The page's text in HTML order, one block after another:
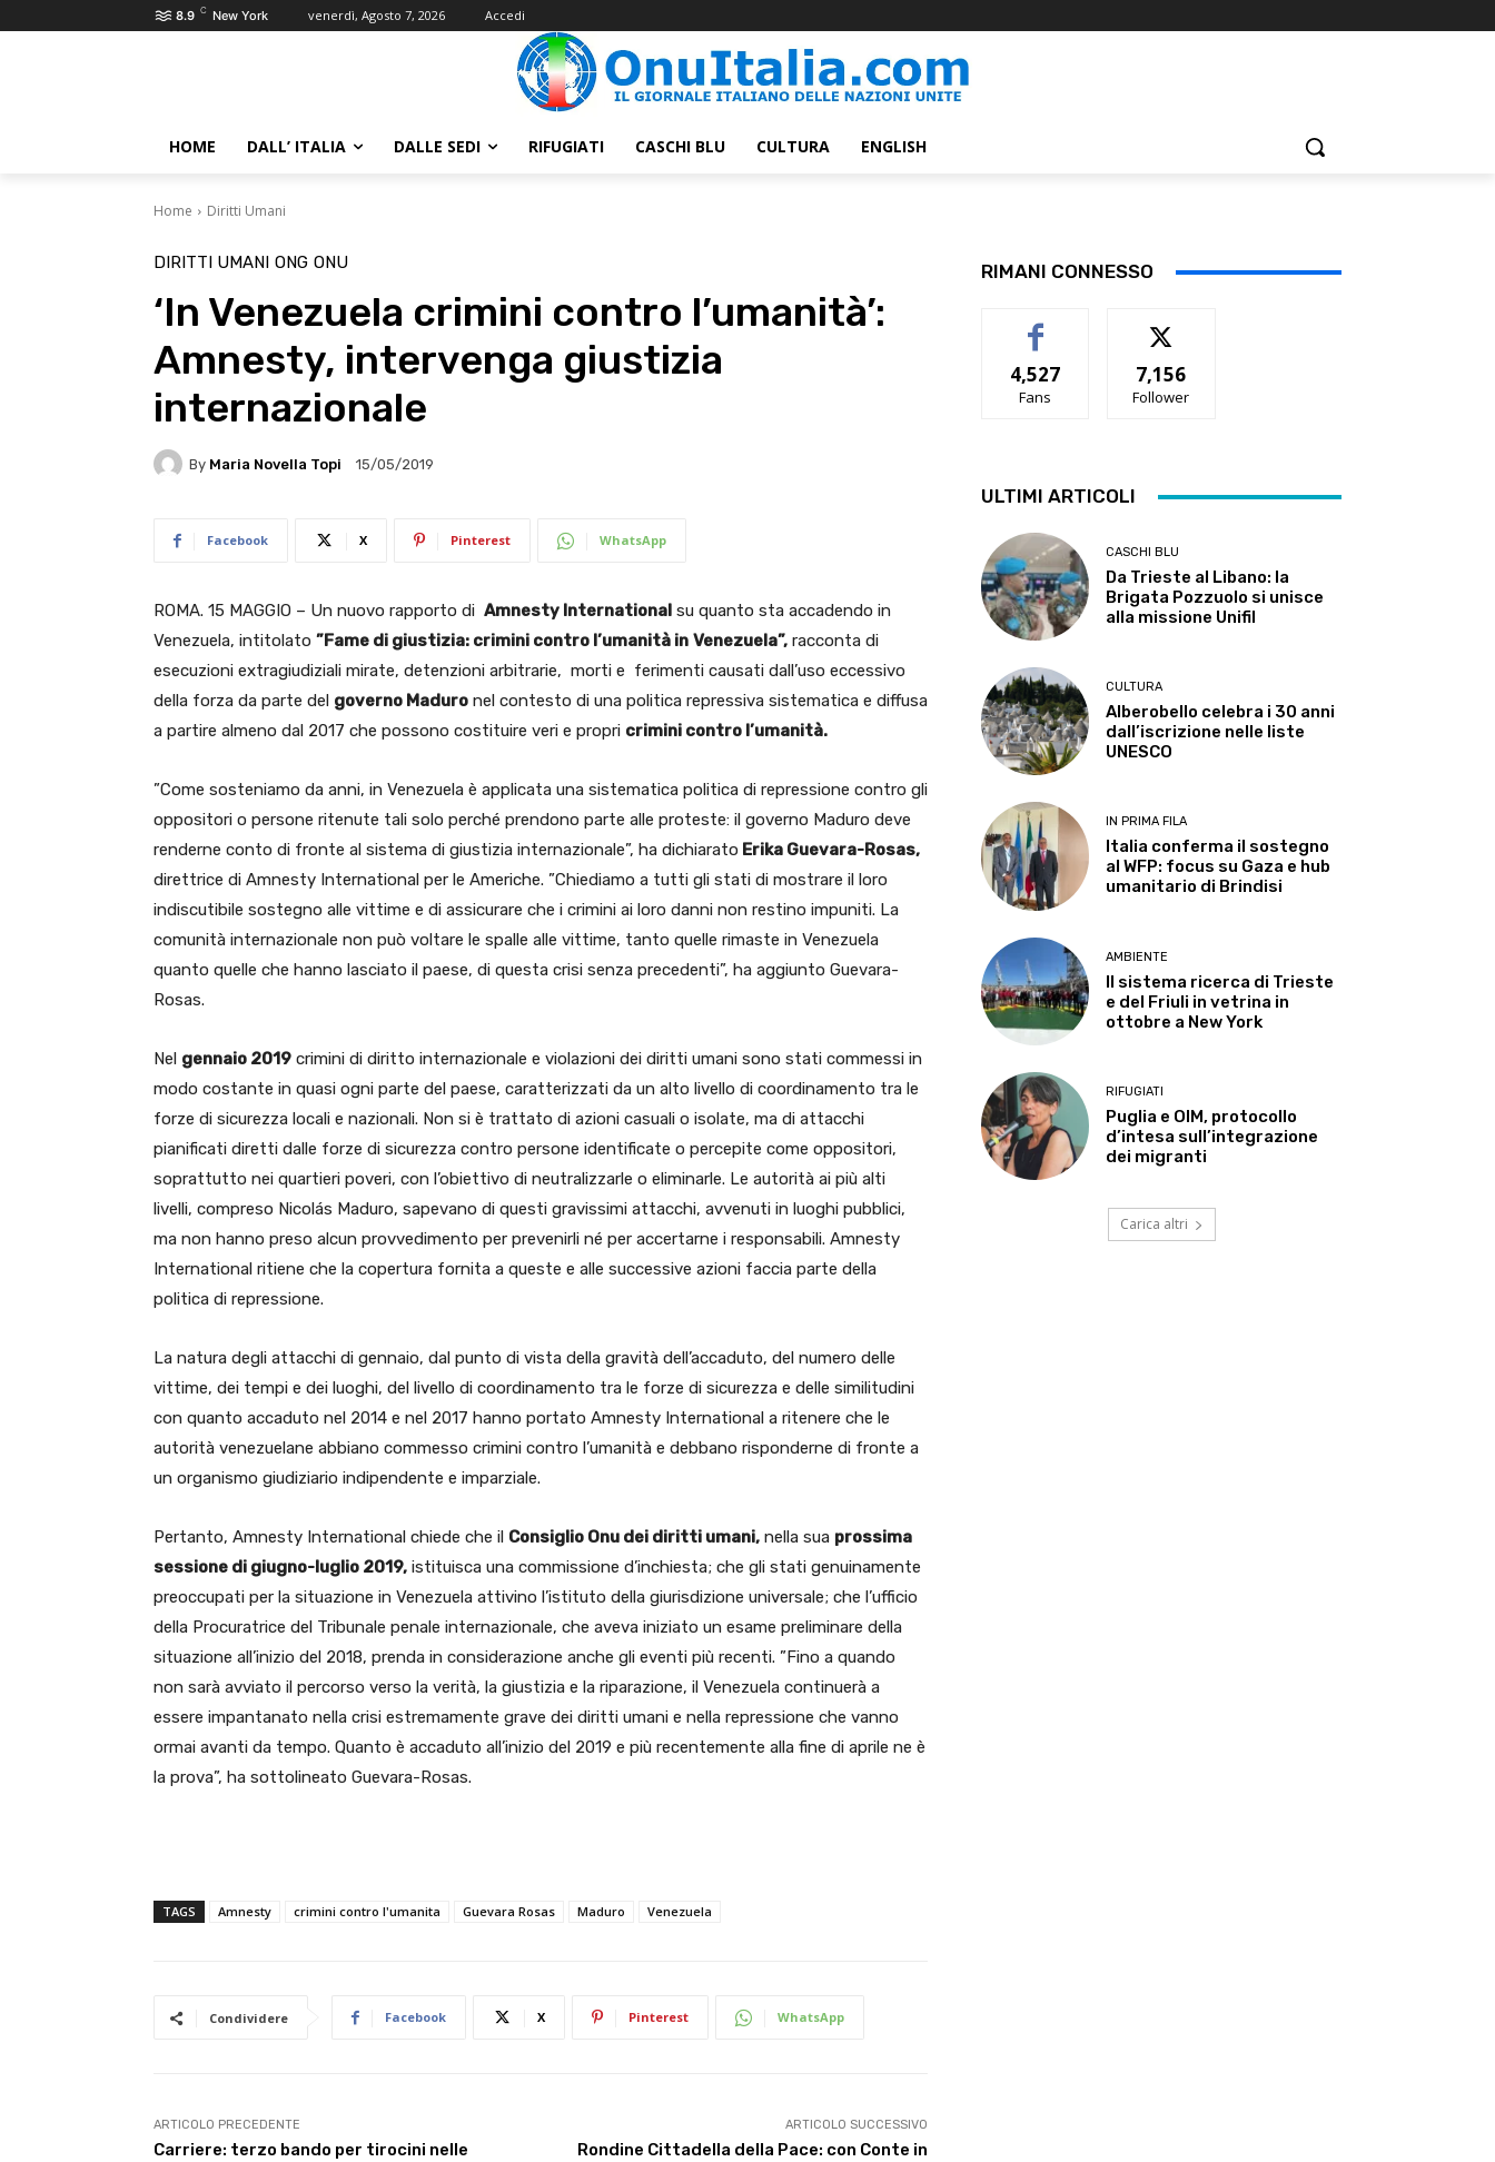
8.9 C New York venerdì, Agosto 7, 2026 Accedi
HOME DALL’ ITALIA DALLE SEDI RIFUGIATI CASCHI BLU CULTURA ENGLISH
Home Diritti Umani
DIRITTI UMANI ONG ONU
‘In Venezuela crimini contro l’umanità’:
Amnesty, intervenga giustizia
internazionale
By Maria Novella Topi 15/05/2019
Facebook X Pinterest WhatsApp
ROMA. 15 MAGGIO – Un nuovo rapporto di Amnesty International su quanto sta accadendo in
Venezuela, intitolato ”Fame di giustizia: crimini contro l’umanità in Venezuela”, racconta di
esecuzioni extragiudiziali mirate, detenzioni arbitrarie, morti e ferimenti causati dall’uso eccessivo
della forza da parte del governo Maduro nel contesto di una politica repressiva sistematica e diffusa
a partire almeno dal 2017 che possono costituire veri e propri crimini contro l’umanità.
”Come sosteniamo da anni, in Venezuela è applicata una sistematica politica di repressione contro gli
oppositori o persone ritenute tali solo perché prendono parte alle proteste: il governo Maduro deve
renderne conto di fronte al sistema di giustizia internazionale”, ha dichiarato Erika Guevara-Rosas,
direttrice di Amnesty International per le Americhe. ”Chiediamo a tutti gli stati di mostrare il loro
indiscutibile sostegno alle vittime e di assicurare che i crimini ai loro danni non restino impuniti. La
comunità internazionale non può voltare le spalle alle vittime, tanto quelle rimaste in Venezuela
quanto quelle che hanno lasciato il paese, di questa crisi senza precedenti”, ha aggiunto Guevara-
Rosas.
Nel gennaio 2019 crimini di diritto internazionale e violazioni dei diritti umani sono stati commessi in
modo costante in quasi ogni parte del paese, caratterizzati da un alto livello di coordinamento tra le
forze di sicurezza locali e nazionali. Non si è trattato di azioni casuali o isolate, ma di attacchi
pianificati diretti dalle forze di sicurezza contro persone identificate o percepite come oppositori,
soprattutto nei quartieri poveri, con l’obiettivo di neutralizzarle o eliminarle. Le autorità ai più alti
livelli, compreso Nicolás Maduro, sapevano di questi gravissimi attacchi, avvenuti in luoghi pubblici,
ma non hanno preso alcun provvedimento per prevenirli né per accertarne i responsabili. Amnesty
International ritiene che la copertura fornita a queste e alle successive azioni faccia parte della
politica di repressione.
La natura degli attacchi di gennaio, dal punto di vista della gravità dell’accaduto, del numero delle
vittime, dei tempi e dei luoghi, del livello di coordinamento tra le forze di sicurezza e delle similitudini
con quanto accaduto nel 2014 e nel 2017 hanno portato Amnesty International a ritenere che le
autorità venezuelane abbiano commesso crimini contro l’umanità e debbano risponderne di fronte a
un organismo giudiziario indipendente e imparziale.
Pertanto, Amnesty International chiede che il Consiglio Onu dei diritti umani, nella sua prossima
sessione di giugno-luglio 2019, istituisca una commissione d’inchiesta; che gli stati genuinamente
preoccupati per la situazione in Venezuela attivino l’istituto della giurisdizione universale; che l’ufficio
della Procuratrice del Tribunale penale internazionale, che aveva iniziato un esame preliminare della
situazione all’inizio del 2018, prenda in considerazione anche gli eventi più recenti. ”Fino a quando
non sarà avviato il percorso verso la verità, la giustizia e la riparazione, il Venezuela continuerà a
essere impantanato nella crisi estremamente grave dei diritti umani e nella repressione che vanno
ormai avanti da tempo. Quanto è accaduto all’inizio del 2019 e più recentemente alla fine di aprile ne è
la prova”, ha sottolineato Guevara-Rosas.
TAGS Amnesty crimini contro l'umanita Guevara Rosas Maduro Venezuela
Condividere Facebook X Pinterest WhatsApp
ARTICOLO PRECEDENTE
Carriere: terzo bando per tirocini nelle
ARTICOLO SUCCESSIVO
Rondine Cittadella della Pace: con Conte in
RIMANI CONNESSO
4,527
Fans
7,156
Follower
ULTIMI ARTICOLI
CASCHI BLU
Da Trieste al Libano: la
Brigata Pozzuolo si unisce
alla missione Unifil
CULTURA
Alberobello celebra i 30 anni
dall’iscrizione nelle liste
UNESCO
IN PRIMA FILA
Italia conferma il sostegno
al WFP: focus su Gaza e hub
umanitario di Brindisi
AMBIENTE
Il sistema ricerca di Trieste
e del Friuli in vetrina in
ottobre a New York
RIFUGIATI
Puglia e OIM, protocollo
d’intesa sull’integrazione
dei migranti
Carica altri